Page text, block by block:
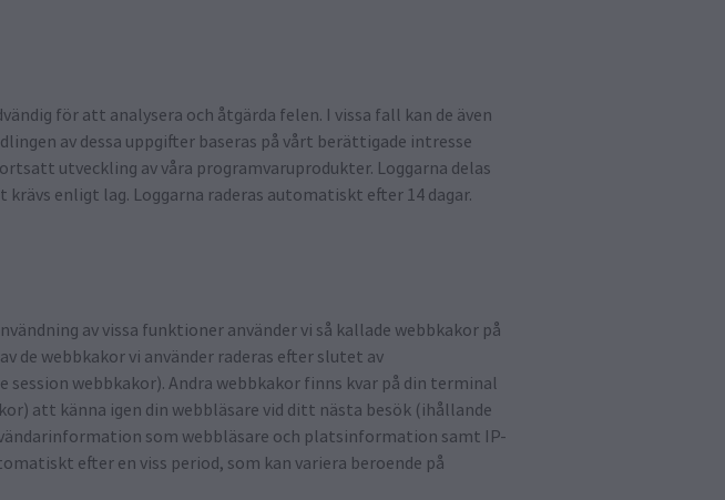
för att analysera och åtgärda felen. I vissa fall kan de även
av dessa uppgifter baseras på vårt berättigade intresse
utveckling av våra programvaruprodukter. Loggarna delas
enligt lag. Loggarna raderas automatiskt efter 14 dagar.
av vissa funktioner använder vi så kallade webbkakor på
de webbkakor vi använder raderas efter slutet av
webbkakor). Andra webbkakor finns kvar på din terminal
att känna igen din webbläsare vid ditt nästa besök (ihållande
som webbläsare och platsinformation samt IP-
efter en viss period, som kan variera beroende på